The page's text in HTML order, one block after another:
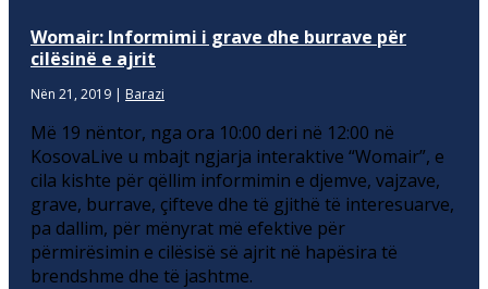
Womair: Informimi i grave dhe burrave për
cilësinë e ajrit
Nën 21, 2019 | Barazi
Më 19 nëntor, nga ora 10:00 deri në 12:00 në
KosovaLive u mbajt ngjarja interaktive “Womair”, e
cila kishte për qëllim informimin e djemve, vajzave,
grave, burrave, çifteve dhe të gjithë të interesuarve,
pa dallim, për mënyrat më efektive për
përmirësimin e cilësisë së ajrit në hapësira të
brendshme dhe të jashtme.